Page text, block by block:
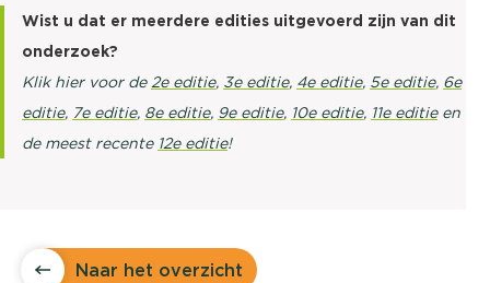
Wist u dat er meerdere edities uitgevoerd zijn van dit
onderzoek?
Klik hier voor de 2e editie, 3e editie, 4e editie, 5e editie, 6e
editie, 7e editie, 8e editie, 9e editie, 10e editie, 11e editieen
de meest recente 12e editie!
Naar het overzicht